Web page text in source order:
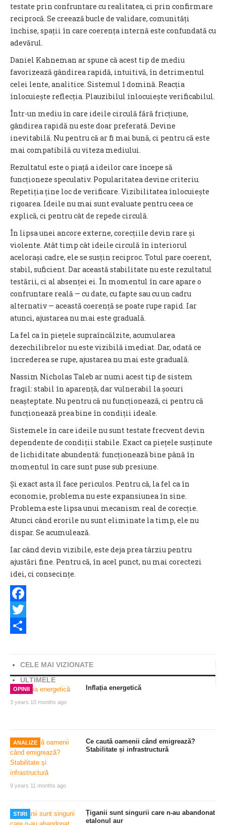
testate prin confruntare cu realitatea, ci prin confirmare
reciprocă. Se creează bucle de validare, comunități
închise, spații în care coerența internă este confundată cu
adevărul.
Daniel Kahneman ar spune că acest tip de mediu
favorizează gândirea rapidă, intuitivă, în detrimentul
celei lente, analitice. Sistemul 1 domină. Reacția
înlocuiește reflecția. Plauzibilul înlocuiește verificabilul.
Într-un mediu în care ideile circulă fără fricțiune,
gândirea rapidă nu este doar preferată. Devine
inevitabilă. Nu pentru că ar fi mai bună, ci pentru că este
mai compatibilă cu viteza mediului.
Rezultatul este o piață a ideilor care începe să
funcționeze speculativ. Popularitatea devine criteriu.
Repetiția ține loc de verificare. Vizibilitatea înlocuiește
rigoarea. Ideile nu mai sunt evaluate pentru ceea ce
explică, ci pentru cât de repede circulă.
În lipsa unei ancore externe, corecțiile devin rare și
violente. Atât timp cât ideile circulă în interiorul
acelorași cadre, ele se susțin reciproc. Totul pare coerent,
stabil, suficient. Dar această stabilitate nu este rezultatul
testării, ci al absenței ei. În momentul în care apare o
confruntare reală — cu date, cu fapte sau cu un cadru
alternativ — această coerență se poate rupe rapid. Iar
atunci, ajustarea nu mai este graduală.
La fel ca în piețele supraîncălzite, acumularea
dezechilibrelor nu este vizibilă imediat. Dar, odată ce
încrederea se rupe, ajustarea nu mai este graduală.
Nassim Nicholas Taleb ar numi acest tip de sistem
fragil: stabil în aparență, dar vulnerabil la șocuri
neașteptate. Nu pentru că nu funcționează, ci pentru că
funcționează prea bine în condiții ideale.
Sistemele în care ideile nu sunt testate frecvent devin
dependente de condiții stabile. Exact ca piețele susținute
de lichiditate abundentă: funcționează bine până în
momentul în care sunt puse sub presiune.
Și exact asta îl face periculos. Pentru că, la fel ca în
economie, problema nu este expansiunea în sine.
Problema este lipsa unui mecanism real de corecție.
Atunci când erorile nu sunt eliminate la timp, ele nu
dispar. Se acumulează.
Iar când devin vizibile, este deja prea târziu pentru
ajustări fine. Pentru că, în acel punct, nu mai corectezi
idei, ci consecințe.
Facebook
Twitter
CELE MAI VIZIONATE
ULTIMELE
OPINII
3 years 10 months ago
Inflația energetică
ANALIZE
9 years 11 months ago
Ce caută oamenii când emigrează?
Stabilitate și infrastructură
STIRI
Țiganii sunt singurii care n-au abandonat
etalonul aur